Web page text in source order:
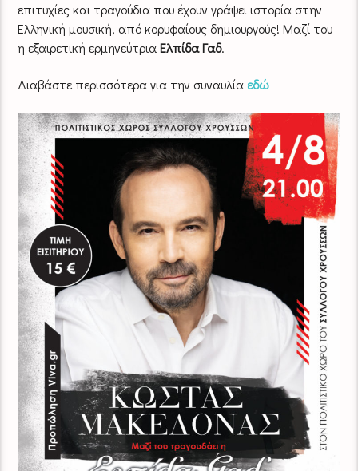
επιτυχίες και τραγούδια που έχουν γράψει ιστορία στην
Ελληνική μουσική, από κορυφαίους δημιουργούς! Μαζί του
η εξαιρετική ερμηνεύτριαΕλπίδα Γαδ.
Διαβάστε περισσότερα για την συναυλία εδώ